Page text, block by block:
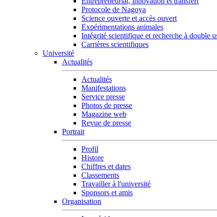
Protocole de Nagoya
Science ouverte et accès ouvert
Expérimentations animales
Intégrité scientifique et recherche à double
Carrières scientifiques
Université
Actualités
Actualités
Manifestations
Service presse
Photos de presse
Magazine web
Revue de presse
Portrait
Profil
Histore
Chiffres et dates
Classements
Travailler à l'université
Sponsors et amis
Organisation